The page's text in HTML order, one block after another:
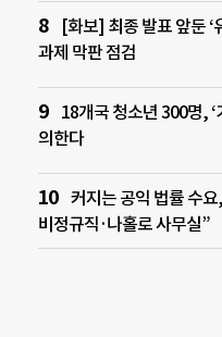
[화보] 최종 발표 앞둔
과제 막판 점검
18개국 청소년 300명, ‘
의한다
커지는 공익 법률 수
비정규직·나홀로 사무실”